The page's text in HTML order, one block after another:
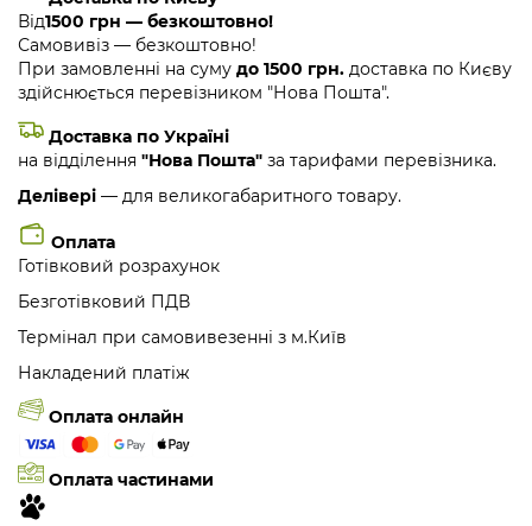
Від1500 грн — безкоштовно!
Самовивіз — безкоштовно!
При замовленні на суму до 1500 грн. доставка по Києву
здійснюється перевізником "Нова Пошта".
Доставка по Україні
на відділення "Нова Пошта" за тарифами перевізника.
Делівері — для великогабаритного товару.
Оплата
Готівковий розрахунок
Безготівковий ПДВ
Термінал при самовивезенні з м.Київ
Накладений платіж
Оплата онлайн
Оплата частинами